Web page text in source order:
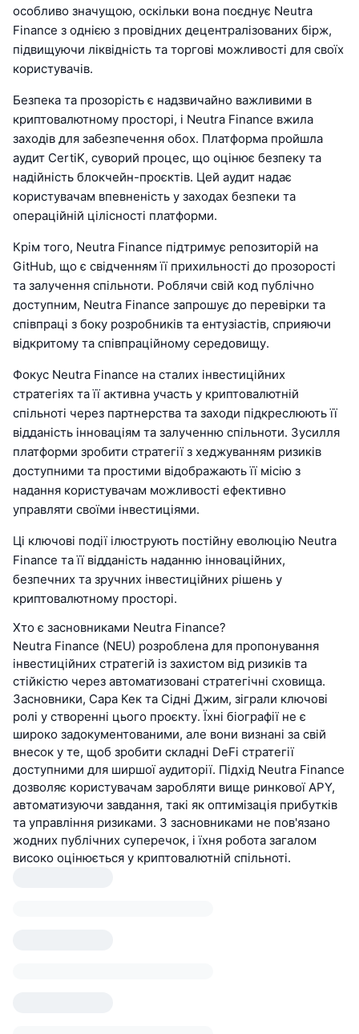
особливо значущою, оскільки вона поєднує Neutra
Finance з однією з провідних децентралізованих бірж,
підвищуючи ліквідність та торгові можливості для своїх
користувачів.
Безпека та прозорість є надзвичайно важливими в
криптовалютному просторі, і Neutra Finance вжила
заходів для забезпечення обох. Платформа пройшла
аудит CertiK, суворий процес, що оцінює безпеку та
надійність блокчейн-проєктів. Цей аудит надає
користувачам впевненість у заходах безпеки та
операційній цілісності платформи.
Крім того, Neutra Finance підтримує репозиторій на
GitHub, що є свідченням її прихильності до прозорості
та залучення спільноти. Роблячи свій код публічно
доступним, Neutra Finance запрошує до перевірки та
співпраці з боку розробників та ентузіастів, сприяючи
відкритому та співпраційному середовищу.
Фокус Neutra Finance на сталих інвестиційних
стратегіях та її активна участь у криптовалютній
спільноті через партнерства та заходи підкреслюють її
відданість інноваціям та залученню спільноти. Зусилля
платформи зробити стратегії з хеджуванням ризиків
доступними та простими відображають її місію з
надання користувачам можливості ефективно
управляти своїми інвестиціями.
Ці ключові події ілюструють постійну еволюцію Neutra
Finance та її відданість наданню інноваційних,
безпечних та зручних інвестиційних рішень у
криптовалютному просторі.
Хто є засновниками Neutra Finance?
Neutra Finance (NEU) розроблена для пропонування
інвестиційних стратегій із захистом від ризиків та
стійкістю через автоматизовані стратегічні сховища.
Засновники, Сара Кек та Сідні Джим, зіграли ключові
ролі у створенні цього проєкту. Їхні біографії не є
широко задокументованими, але вони визнані за свій
внесок у те, щоб зробити складні DeFi стратегії
доступними для ширшої аудиторії. Підхід Neutra Finance
дозволяє користувачам заробляти вище ринкової APY,
автоматизуючи завдання, такі як оптимізація прибутків
та управління ризиками. З засновниками не пов'язано
жодних публічних суперечок, і їхня робота загалом
високо оцінюється у криптовалютній спільноті.